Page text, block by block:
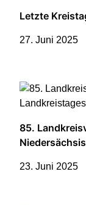
Letzte
27. Juni 2025
85.
23. Juni 2025